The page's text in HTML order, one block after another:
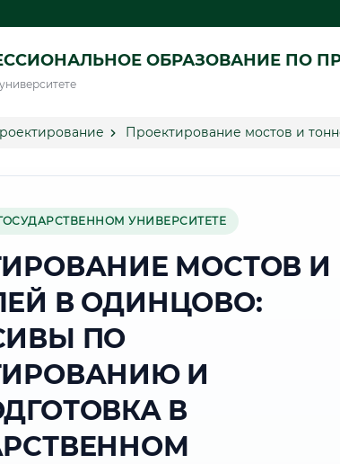
ОБРАЗОВАНИЕ ПО
Проектирование мостов и
УНИВЕРСИТЕТЕ
МОСТОВ И
В ОДИНЦОВО:
ПО
И
В